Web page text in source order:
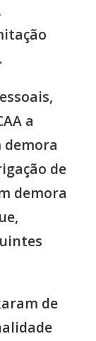
a
demora
de
demora
de